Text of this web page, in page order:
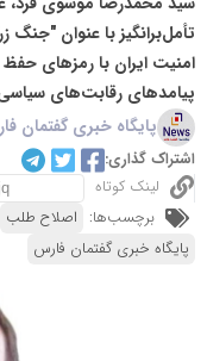
تأمل‌برانگیز با عنوان
امنیت ایران با رمزهای
پیامدهای رقابت‌های
پایگاه خبری گفتمان
اشتراک گذاری:
لینک کوتاه
برچسب‌ها: اصلاح طلب
پایگاه خبری گفتمان فارس